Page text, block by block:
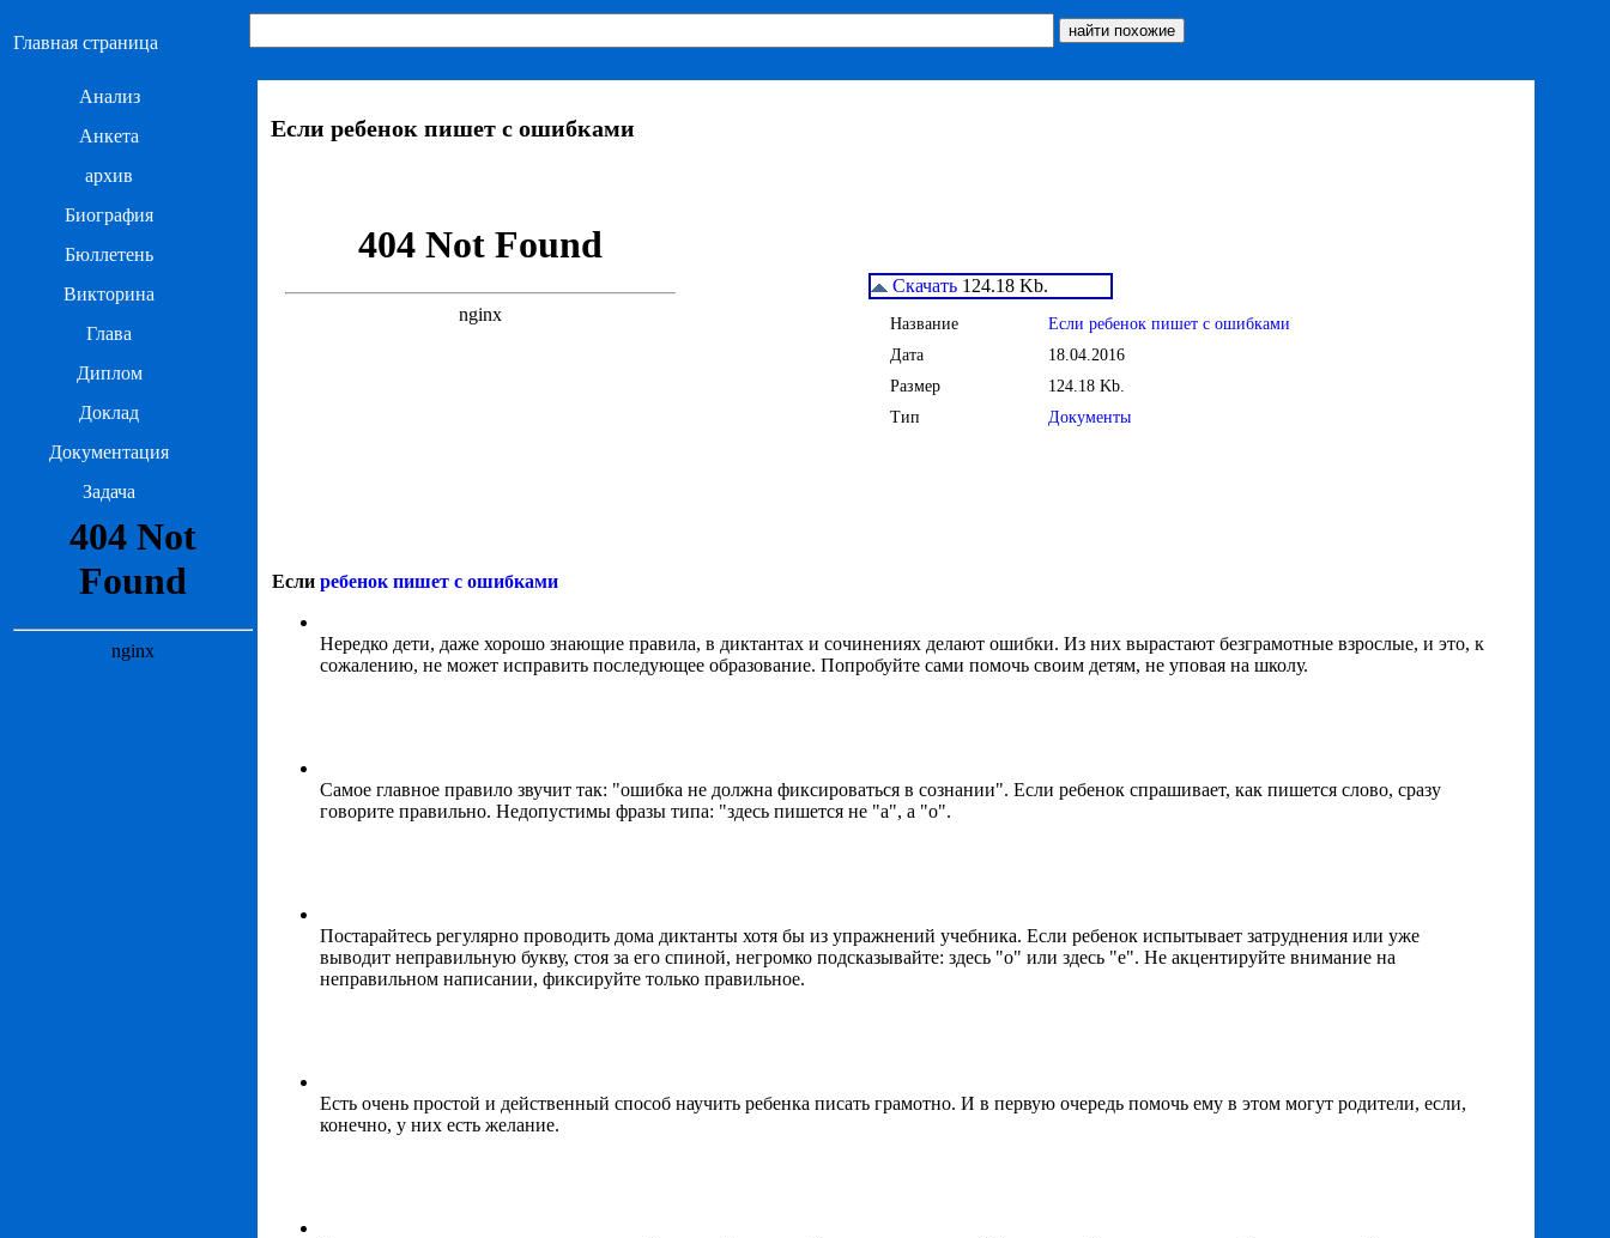
Главная страница
Анализ
Анкета
архив
Биография
Бюллетень
Викторина
Глава
Диплом
Доклад
Документация
Задача
Если ребенок пишет с ошибками
Скачать 124.18 Kb.
Название
Если ребенок пишет с ошибками
Дата
18.04.2016
Размер
124.18 Kb.
Тип
Документы
Если ребенок пишет с ошибками
Нередко дети, даже хорошо знающие правила, в диктантах и сочинениях делают ошибки. Из них вырастают безграмотные взрослые, и это, к
сожалению, не может исправить последующее образование. Попробуйте сами помочь своим детям, не уповая на школу.
Самое главное правило звучит так: "ошибка не должна фиксироваться в сознании". Если ребенок спрашивает, как пишется слово, сразу
говорите правильно. Недопустимы фразы типа: "здесь пишется не "а", а "о".
Постарайтесь регулярно проводить дома диктанты хотя бы из упражнений учебника. Если ребенок испытывает затруднения или уже
выводит неправильную букву, стоя за его спиной, негромко подсказывайте: здесь "о" или здесь "е". Не акцентируйте внимание на
неправильном написании, фиксируйте только правильное.
Есть очень простой и действенный способ научить ребенка писать грамотно. И в первую очередь помочь ему в этом могут родители, если,
конечно, у них есть желание.